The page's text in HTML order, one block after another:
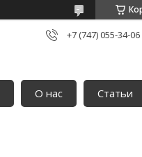
+7 (747) 055-34-06
О нас Статьи